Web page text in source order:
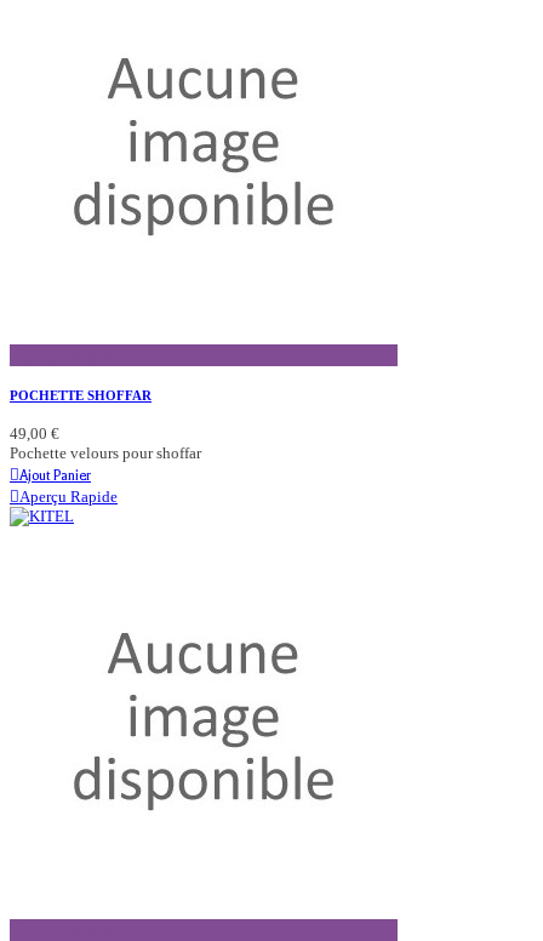
POCHETTE SHOFFAR
49,00 €
Pochette velours pour shoffar
Ajout Panier
Aperçu Rapide